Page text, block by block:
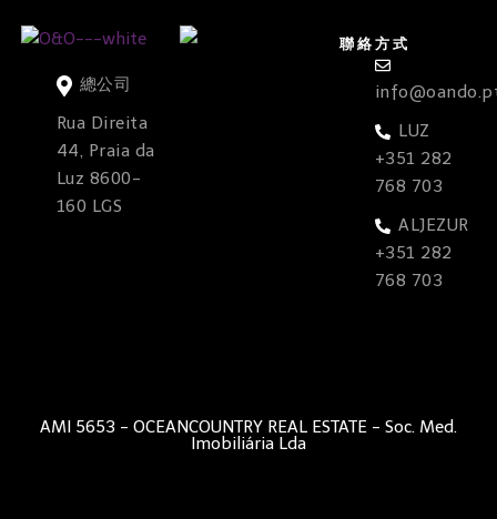
總公司
Rua Direita
44, Praia da
Luz 8600-
160 LGS
聯絡方式
LUZ
+351 282
768 703
ALJEZUR
+351 282
768 703
AMI 5653 - OCEANCOUNTRY REAL ESTATE - Soc. Med.
Imobiliária Lda